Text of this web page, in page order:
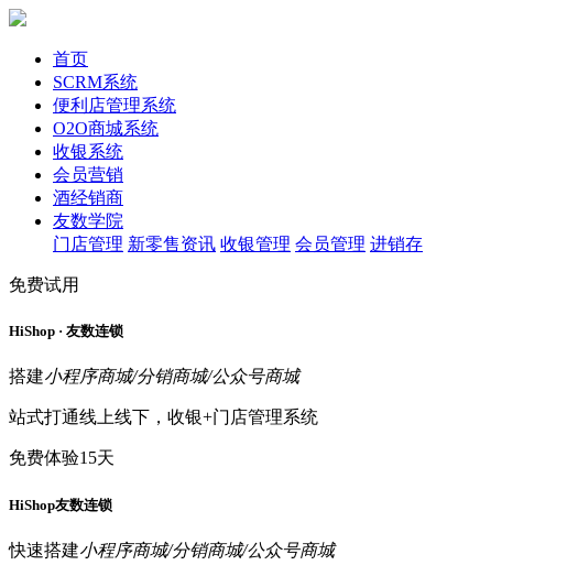
首页
SCRM系统
便利店管理系统
O2O商城系统
收银系统
会员营销
酒经销商
友数学院
门店管理 新零售资讯 收银管理 会员管理 进销存
免费试用
HiShop · 友数连锁
搭建小程序商城/分销商城/公众号商城
站式打通线上线下，收银+门店管理系统
免费体验15天
HiShop友数连锁
快速搭建小程序商城/分销商城/公众号商城